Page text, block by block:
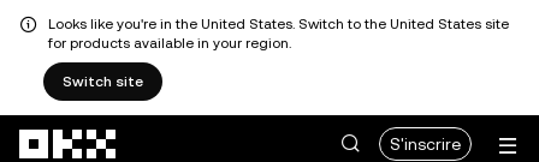
Looks like you're in the United States. Switch to the United States site
for products available in your region.
Switch site
S'inscrire